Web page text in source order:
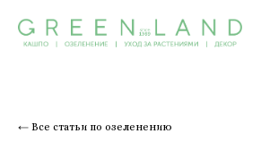
← Все статьи по озеленению